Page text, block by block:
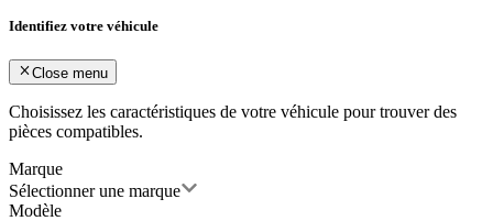
Identifiez votre véhicule
Close menu
Choisissez les caractéristiques de votre véhicule pour trouver des
pièces compatibles.
Marque
Sélectionner une marque
Modèle